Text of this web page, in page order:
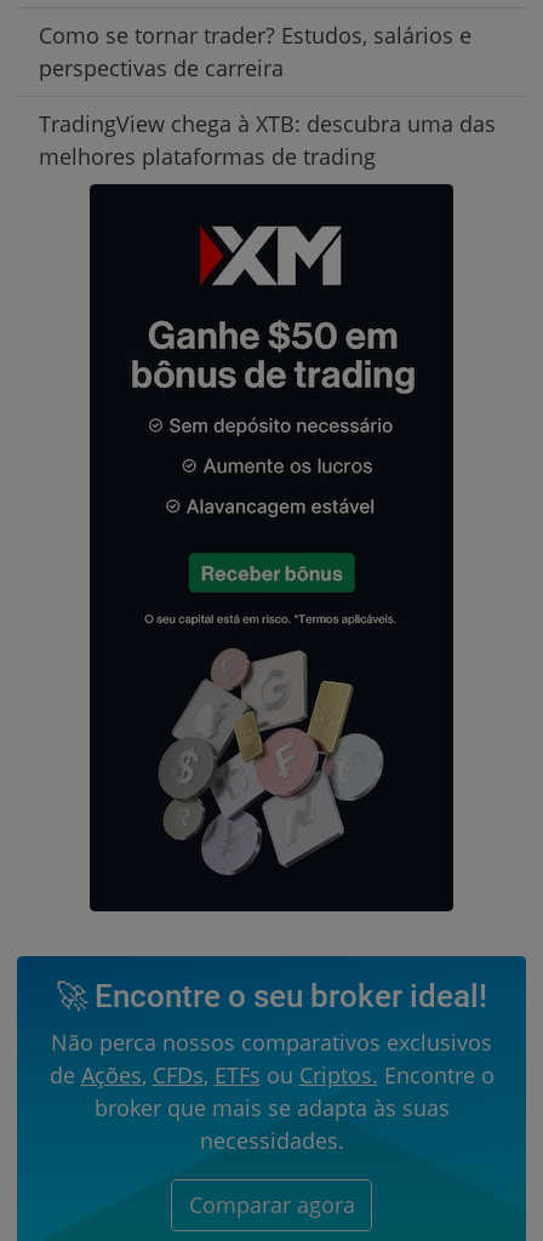
Como se tornar trader? Estudos, salários e
perspectivas de carreira
TradingView chega à XTB: descubra uma das
melhores plataformas de trading
🚀 Encontre o seu broker ideal!
Não perca nossos comparativos exclusivos
de Ações, CFDs, ETFs ou Criptos. Encontre o
broker que mais se adapta às suas
necessidades.
Comparar agora